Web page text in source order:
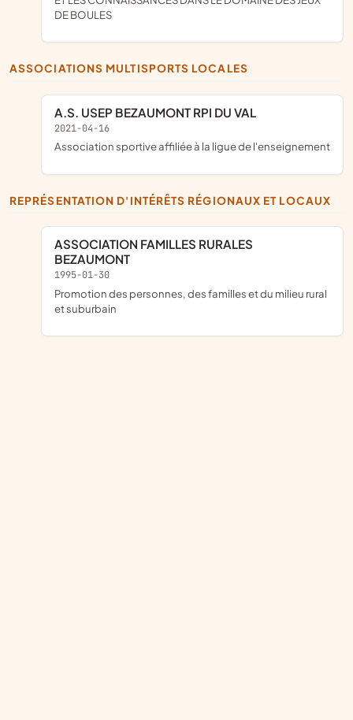
DE BOULES
ASSOCIATIONS MULTISPORTS LOCALES
A.S. USEP BEZAUMONT RPI DU VAL
2021-04-16
association sportive affiliée à la ligue de l'enseignement
REPRÉSENTATION D'INTÉRÊTS RÉGIONAUX ET LOCAUX
ASSOCIATION FAMILLES RURALES
BEZAUMONT
1995-01-30
promotion des personnes, des familles et du milieu rural
et suburbain